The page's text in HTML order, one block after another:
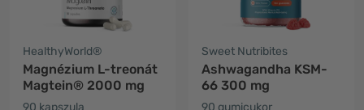
HealthyWorld®
Magnézium L-treonát
Magtein® 2000 mg
90 kapszula
Sweet Nutribites
Ashwagandha KSM-
66 300 mg
90 gumicukor